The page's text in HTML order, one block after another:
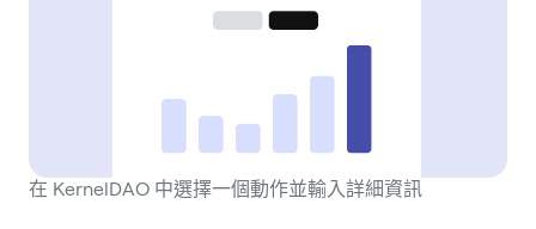
在 KernelDAO 中選擇一個動作並輸入詳細資訊